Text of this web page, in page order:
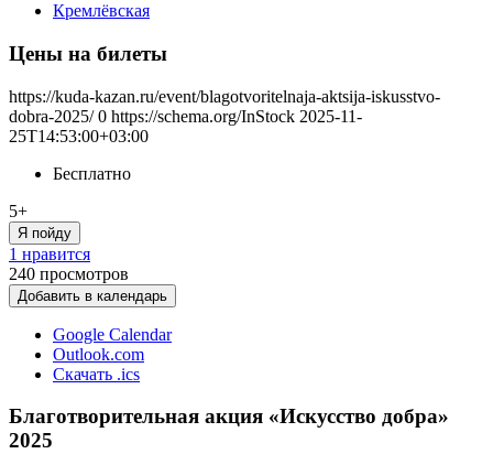
Кремлёвская
Цены на билеты
https://kuda-kazan.ru/event/blagotvoritelnaja-aktsija-iskusstvo-
dobra-2025/ 0 https://schema.org/InStock 2025-11-
25T14:53:00+03:00
Бесплатно
5+
Я пойду
1 нравится
240 просмотров
Добавить в календарь
Google Calendar
Outlook.com
Скачать .ics
Благотворительная акция «Искусство добра»
2025